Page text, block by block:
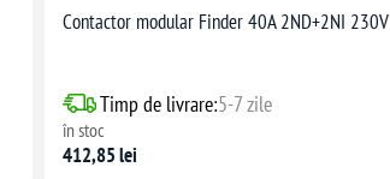
Contactor modular Finder 40A 2ND+2NI 230V
Timp de livrare:5-7 zile
în stoc
412,85 lei